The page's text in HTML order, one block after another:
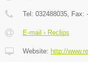
Tel: 032488035 , Fax: -
E-mail › Reclips
Website: http://